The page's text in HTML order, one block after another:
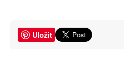
Uložit